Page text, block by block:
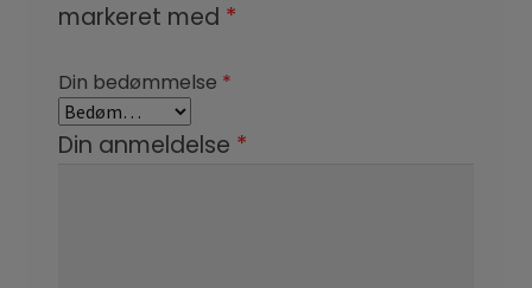
markeret med *
Din bedømmelse *
Din anmeldelse *